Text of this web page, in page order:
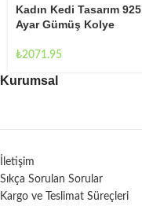
Kadın Kedi Tasarım 925
Ayar Gümüş Kolye
₺2071.95
Kurumsal
İletişim
Sıkça Sorulan Sorular
Kargo ve Teslimat Süreçleri